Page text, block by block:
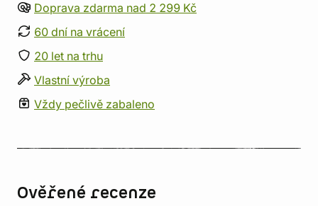
Doprava zdarma nad 2 299 Kč
60 dní na vrácení
20 let na trhu
Vlastní výroba
Vždy pečlivě zabaleno
Ověřené recenze